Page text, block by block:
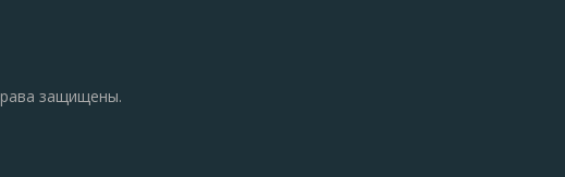
защищены.